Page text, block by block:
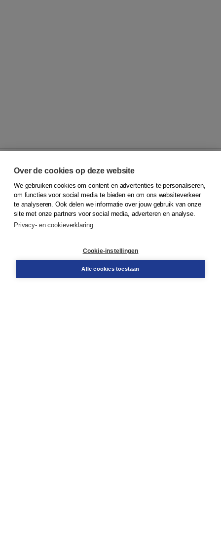
© 2026Koninklijke Boom uitgevers
Klantenservice
Service & informatie
Contact
Over de cookies op deze website
We gebruiken cookies om content en advertenties te personaliseren,
om functies voor social media te bieden en om ons websiteverkeer
te analyseren. Ook delen we informatie over jouw gebruik van onze
site met onze partners voor social media, adverteren en analyse.
Privacy- en cookieverklaring
Cookie-instellingen
Alle cookies toestaan